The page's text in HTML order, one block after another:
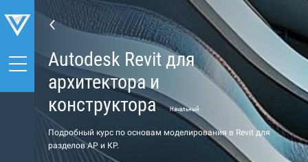
Autodesk Revit для
архитектора и
конструктора
Начальный
Подробный курс по основам моделирования в Revit для
разделов АР и КР.